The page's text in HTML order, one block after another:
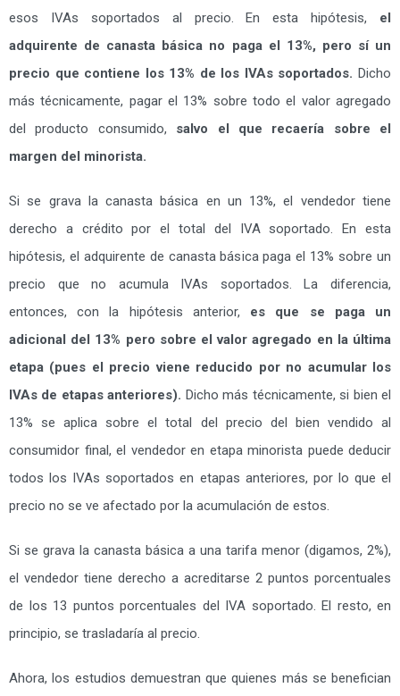
esos IVAs soportados al precio. En esta hipótesis, el
adquirente de canasta básica no paga el 13%, pero sí un
precio que contiene los 13% de los IVAs soportados. Dicho
más técnicamente, pagar el 13% sobre todo el valor agregado
del producto consumido, salvo el que recaería sobre el
margen del minorista.
Si se grava la canasta básica en un 13%, el vendedor tiene
derecho a crédito por el total del IVA soportado. En esta
hipótesis, el adquirente de canasta básica paga el 13% sobre un
precio que no acumula IVAs soportados. La diferencia,
entonces, con la hipótesis anterior, es que se paga un
adicional del 13% pero sobre el valor agregado en la última
etapa (pues el precio viene reducido por no acumular los
IVAs de etapas anteriores). Dicho más técnicamente, si bien el
13% se aplica sobre el total del precio del bien vendido al
consumidor final, el vendedor en etapa minorista puede deducir
todos los IVAs soportados en etapas anteriores, por lo que el
precio no se ve afectado por la acumulación de estos.
Si se grava la canasta básica a una tarifa menor (digamos, 2%),
el vendedor tiene derecho a acreditarse 2 puntos porcentuales
de los 13 puntos porcentuales del IVA soportado. El resto, en
principio, se trasladaría al precio.
Ahora, los estudios demuestran que quienes más se benefician